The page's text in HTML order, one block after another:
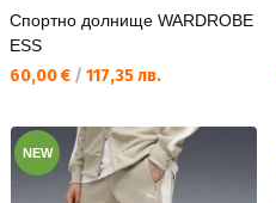
Спортно долнище WARDROBE
ESS
Текуща цена:
60,00 € / 117,35 лв.
NEW